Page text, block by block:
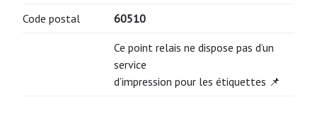
Code postal 60510
Ce point relais ne dispose pas d’un
service
d’impression pour les étiquettes 📌